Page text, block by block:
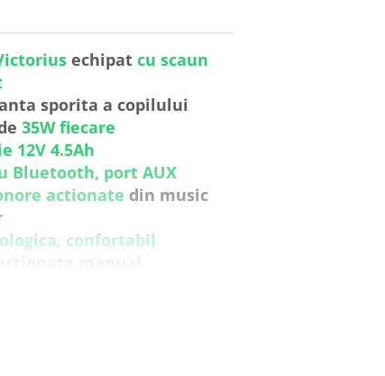
echipat cu scaun
sporita a copilului
35W fiecare
12V 4.5Ah
Bluetooth, port AUX
actionate din music
confortabil